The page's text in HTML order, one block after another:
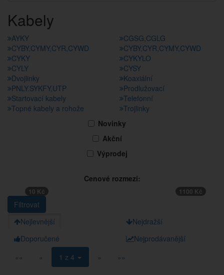
Kabely
AYKY
CGSG,CGLG
CYBY,CYMY,CYR,CYWD
CYBY,CYR,CYMY,CYWD
CYKY
CYKYLO
CYLY
CYSY
Dvojlinky
Koaxiální
PNLY.SYKFY,UTP
Prodlužovací
Startovací kabely
Telefonní
Topné kabely a rohože
Trojlinky
Novinky
Akční
Výprodej
Cenové rozmezí:
10 Kč 1100 Kč
Nejlevnější
Nejdražší
Doporučené
Nejprodávanější
««
« 1 z 4 » »»